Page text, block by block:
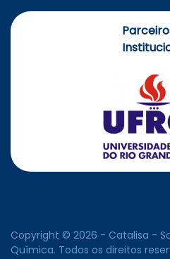
Copyright © 2026 - Catalisa -
Química. Todos os direitos